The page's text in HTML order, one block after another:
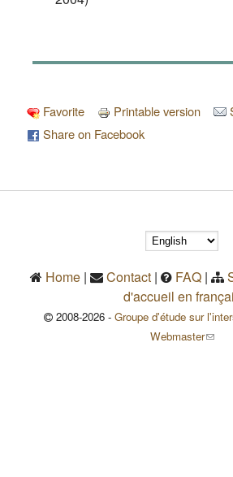
Favorite Printable version
Share on Facebook
Home | Contact | FAQ |
d'accueil en
2008-2026 - Groupe d'étude sur
Webmaster(link